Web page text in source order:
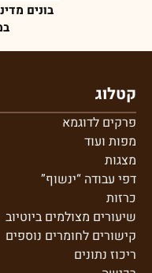
בונים
קטלוג
פרקים לדוגמא
מפות ועוד
מצגות
דפי עבודה “ינשוף”
כרזות
שיעורים מצולמים ביוטיוב
קישורים לחומרים נוספים
ריכוז נתונים